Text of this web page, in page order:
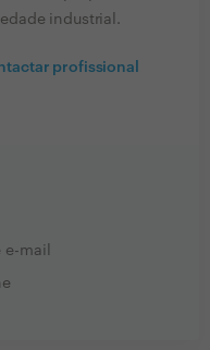
industrial.
profissional
mail